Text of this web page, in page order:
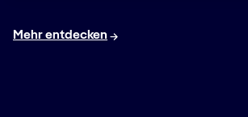
Mehr entdecken